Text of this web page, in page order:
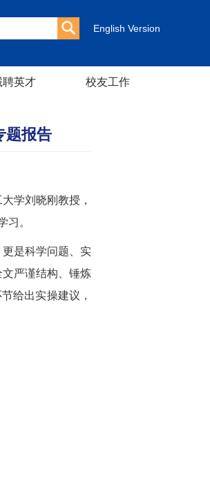
English Version
聘英才 校友工作
题报告
学刘晓刚教授，
习。
是科学问题、实
严谨结构、锤炼
给出实操建议，